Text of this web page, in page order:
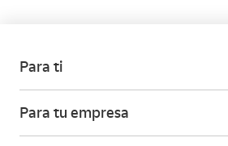
Para ti
Para tu empresa